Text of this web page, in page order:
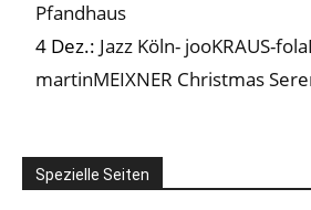
Pfandhaus
4 Dez.: Jazz Köln- jooKRAUS-
martinMEIXNER Christmas
Spezielle Seiten